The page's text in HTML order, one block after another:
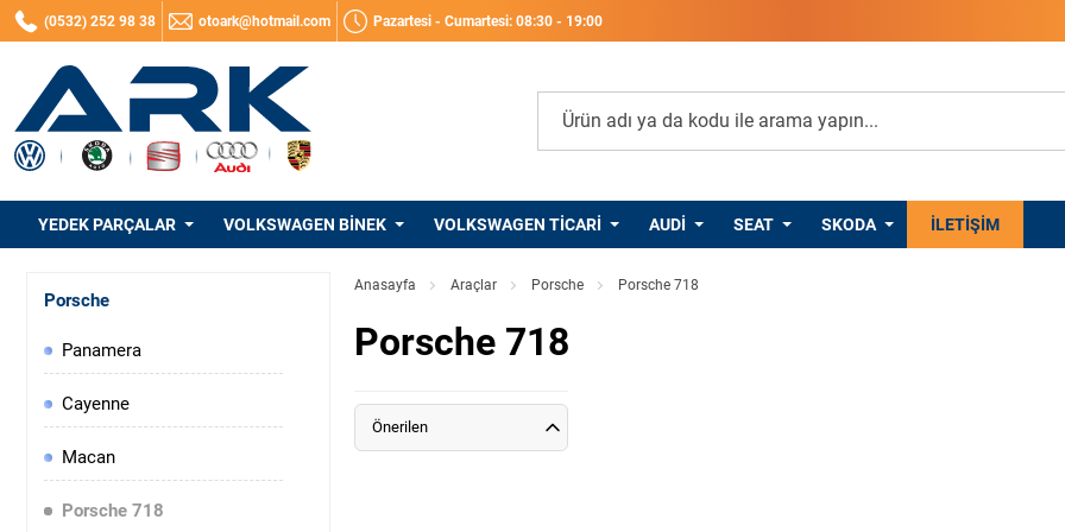
(0532) 252 98 38 otoark@hotmail.com Pazartesi - Cumartesi: 08:30 - 19:00
YEDEK PARÇALAR VOLKSWAGEN BINEK VOLKSWAGEN TICARI AUDI SEAT SKODA PORSCHE
İLETIŞIM
Porsche
Panamera
Cayenne
Macan
Porsche 718
Anasayfa Araçlar Porsche Porsche 718
Porsche 718
Önerilen